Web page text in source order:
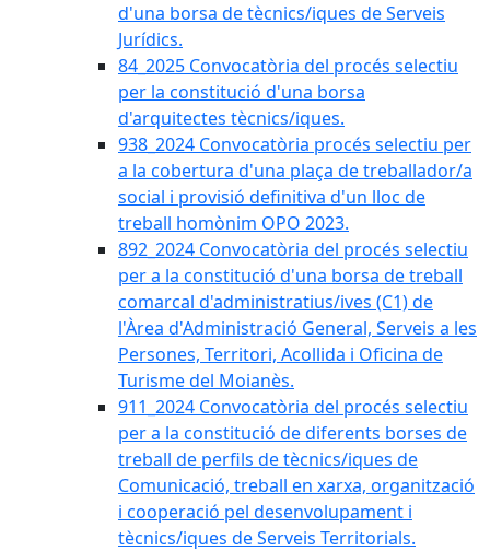
d'una borsa de tècnics/iques de Serveis
Jurídics.
84_2025 Convocatòria del procés selectiu
per la constitució d'una borsa
d'arquitectes tècnics/iques.
938_2024 Convocatòria procés selectiu per
a la cobertura d'una plaça de treballador/a
social i provisió definitiva d'un lloc de
treball homònim OPO 2023.
892_2024 Convocatòria del procés selectiu
per a la constitució d'una borsa de treball
comarcal d'administratius/ives (C1) de
l'Àrea d'Administració General, Serveis a les
Persones, Territori, Acollida i Oficina de
Turisme del Moianès.
911_2024 Convocatòria del procés selectiu
per a la constitució de diferents borses de
treball de perfils de tècnics/iques de
Comunicació, treball en xarxa, organització
i cooperació pel desenvolupament i
tècnics/iques de Serveis Territorials.